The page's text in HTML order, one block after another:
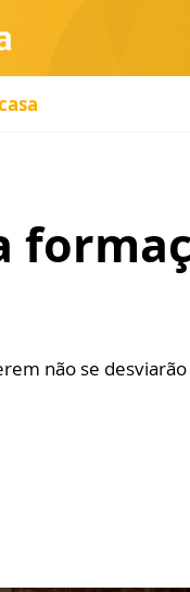
não se